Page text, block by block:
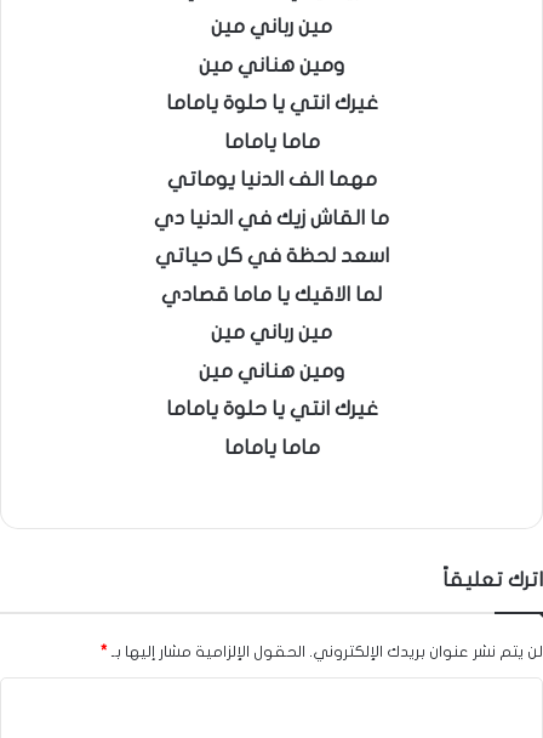
مين رباني مين
ومين هناني مين
غيرك انتي يا حلوة ياماما
ماما ياماما
مهما الف الدنيا يوماتي
ما القاش زيك في الدنيا دي
اسعد لحظة في كل حياتي
لما الاقيك يا ماما قصادي
مين رباني مين
ومين هناني مين
غيرك انتي يا حلوة ياماما
ماما ياماما
اترك تعليقاً
لن يتم نشر عنوان بريدك الإلكتروني. الحقول الإلزامية مشار إليها بـ *